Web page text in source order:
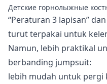
Детские горнолыжные
“Peraturan 3 lapisan”
turut terpakai untuk
Namun, lebih praktikal
berbanding jumpsuit:
lebih mudah untuk pergi